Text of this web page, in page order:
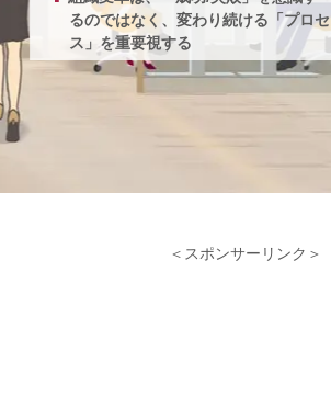
るのではなく、変わり続ける「プロセ
ス」を重要視する
まとめ
きちんとプロセスを経ることで組織変
＜スポンサーリンク＞